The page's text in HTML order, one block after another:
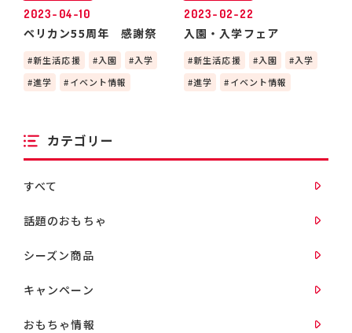
2023-04-10
ペリカン55周年 感謝祭
新生活応援 入園
入学
進学
イベント情報
2023-02-22
入園・入学フェア
新生活応援 入園
入学
進学
イベント情報
カテゴリー
すべて
話題のおもちゃ
シーズン商品
キャンペーン
おもちゃ情報